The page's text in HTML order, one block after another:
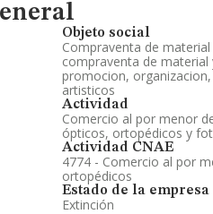
Objeto social
Compraventa de
compraventa de
promocion,
artisticos
Actividad
Comercio al por menor
ópticos, ortopédicos y
Actividad CNAE
4774 - Comercio al por
ortopédicos
Estado de la empresa
Extinción